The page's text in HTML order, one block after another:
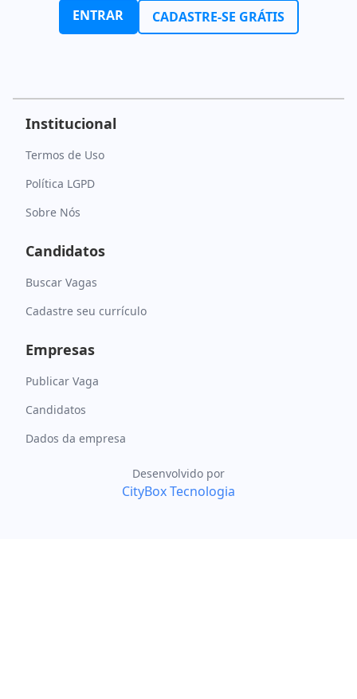
ENTRAR CADASTRE-SE GRÁTIS
Institucional
Termos de Uso
Política LGPD
Sobre Nós
Candidatos
Buscar Vagas
Cadastre seu currículo
Empresas
Publicar Vaga
Candidatos
Dados da empresa
Desenvolvido por
CityBox Tecnologia